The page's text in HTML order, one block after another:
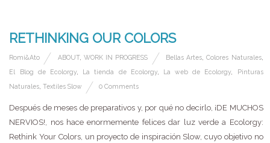
RETHINKING OUR COLORS
Romi&Ato ABOUT, WORK IN PROGRESS Bellas Artes ,Colores Naturales,
El Blog de Ecolorgy, La tienda de Ecolorgy, La web de Ecolorgy,
Pinturas
Naturales ,Textiles Slow 0 Comments
Después de meses de preparativos y, por qué no decirlo, ¡DE MUCHOS
NERVIOS!, nos hace enormemente felices dar luz verde a Ecolorgy:
Rethink Your Colors, un proyecto de inspiración Slow, cuyo objetivo no